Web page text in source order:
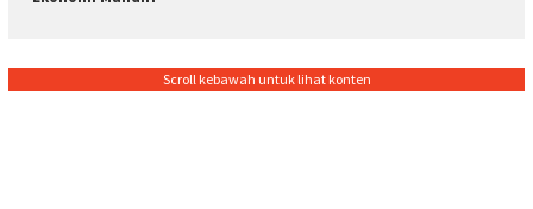
Scroll kebawah untuk lihat konten